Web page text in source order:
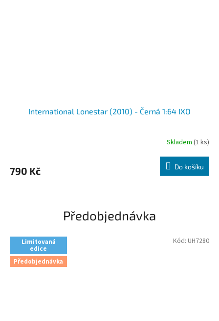
International Lonestar (2010) - Černá 1:64 IXO
Skladem (1 ks)
790 Kč Do košíku
Předobjednávka
Limitovaná
edice
Předobjednávka
Kód: UH7280